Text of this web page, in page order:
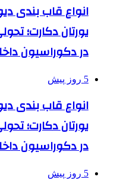
انواع قاب بندی
یورتان دکارت؛
در دکوراسیون
5 روز پیش
انواع قاب بندی
یورتان دکارت؛
در دکوراسیون
5 روز پیش